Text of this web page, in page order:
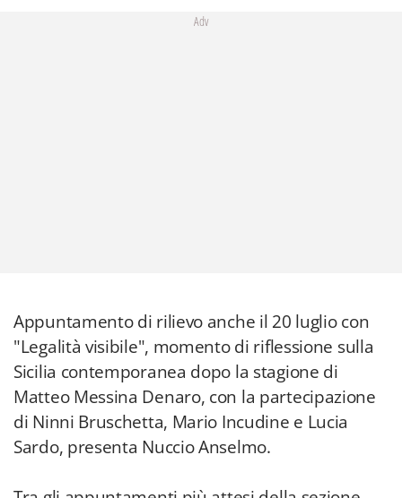
Adv
Appuntamento di rilievo anche il 20 luglio con
"Legalità visibile", momento di riflessione sulla
Sicilia contemporanea dopo la stagione di
Matteo Messina Denaro, con la partecipazione
di Ninni Bruschetta, Mario Incudine e Lucia
Sardo, presenta Nuccio Anselmo.